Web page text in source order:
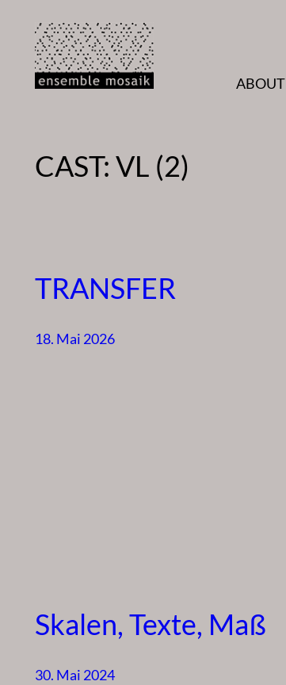
Inhalt
springen
ABOUT
CAST: VL (2)
TRANSFER
18. Mai 2026
Skalen, Texte, Maß
30. Mai 2024